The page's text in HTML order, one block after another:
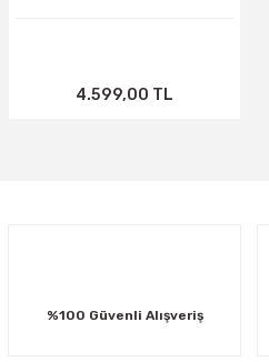
4.599,00 TL
%100 Güvenli Alışveriş